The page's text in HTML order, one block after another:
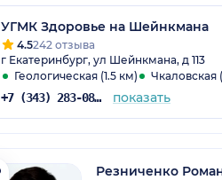
УГМК Здоровье на Шейнкмана
4.5242 отзыва
г Екатеринбург, ул Шейнкмана, д 113
Геологическая (1.5 км)
Чкаловская
+7 (343) 283-08-08 показать
Резниченко